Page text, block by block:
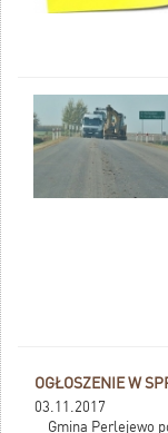
OGŁOSZENIE W
03.11.2017
Gmina Perlejewo